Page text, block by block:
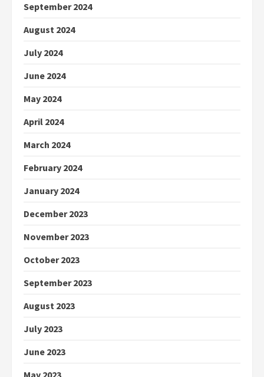
September 2024
August 2024
July 2024
June 2024
May 2024
April 2024
March 2024
February 2024
January 2024
December 2023
November 2023
October 2023
September 2023
August 2023
July 2023
June 2023